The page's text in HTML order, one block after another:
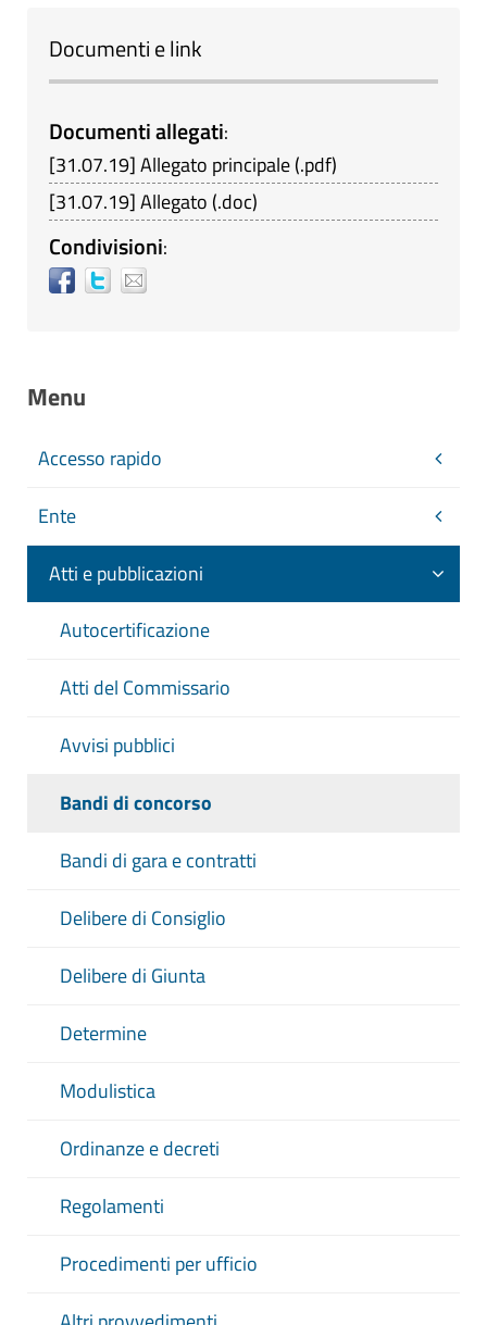
Documenti e link
Documenti allegati:
[31.07.19]Allegato principale(.pdf)
[31.07.19]Allegato (.doc)
Condivisioni:
Menu
Accesso rapido
Ente
Atti e pubblicazioni
Autocertificazione
Atti del Commissario
Avvisi pubblici
Bandi di concorso
Bandi di gara e contratti
Delibere di Consiglio
Delibere di Giunta
Determine
Modulistica
Ordinanze e decreti
Regolamenti
Procedimenti per ufficio